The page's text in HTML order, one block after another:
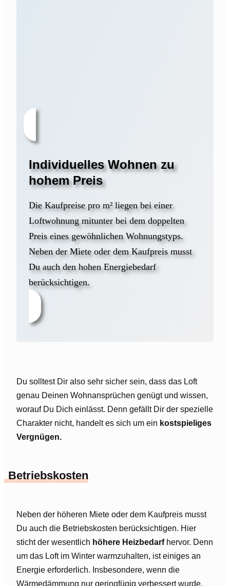
Individuelles Wohnen zu
hohem Preis
Die Kaufpreise pro m² liegen bei einer
Loftwohnung mitunter bei dem doppelten
Preis eines gewöhnlichen Wohnungstyps.
Neben der Miete oder dem Kaufpreis musst
Du auch den hohen Energiebedarf
berücksichtigen.
Du solltest Dir also sehr sicher sein, dass das Loft
genau Deinen Wohnansprüchen genügt und wissen,
worauf Du Dich einlässt. Denn gefällt Dir der spezielle
Charakter nicht, handelt es sich um ein kostspieliges
Vergnügen.
Betriebskosten
Neben der höheren Miete oder dem Kaufpreis musst
Du auch die Betriebskosten berücksichtigen. Hier
sticht der wesentlich höhere Heizbedarfhervor. Denn
um das Loft im Winter warmzuhalten, ist einiges an
Energie erforderlich. Insbesondere, wenn die
Wärmedämmung nur geringfügig verbessert wurde,